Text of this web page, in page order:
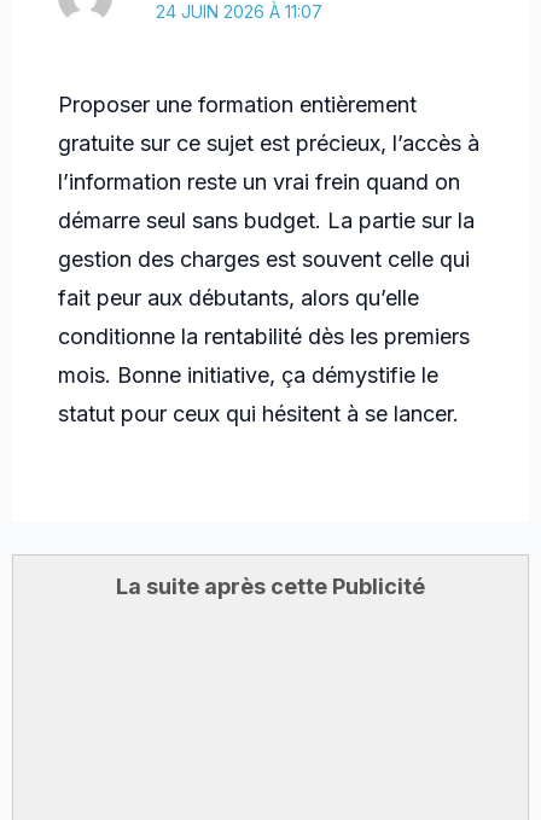
24 JUIN 2026 À 11:07
Proposer une formation entièrement
gratuite sur ce sujet est précieux, l’accès à
l’information reste un vrai frein quand on
démarre seul sans budget. La partie sur la
gestion des charges est souvent celle qui
fait peur aux débutants, alors qu’elle
conditionne la rentabilité dès les premiers
mois. Bonne initiative, ça démystifie le
statut pour ceux qui hésitent à se lancer.
La suite après cette Publicité